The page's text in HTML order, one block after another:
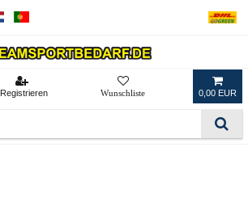
Registrieren 0,00 EUR